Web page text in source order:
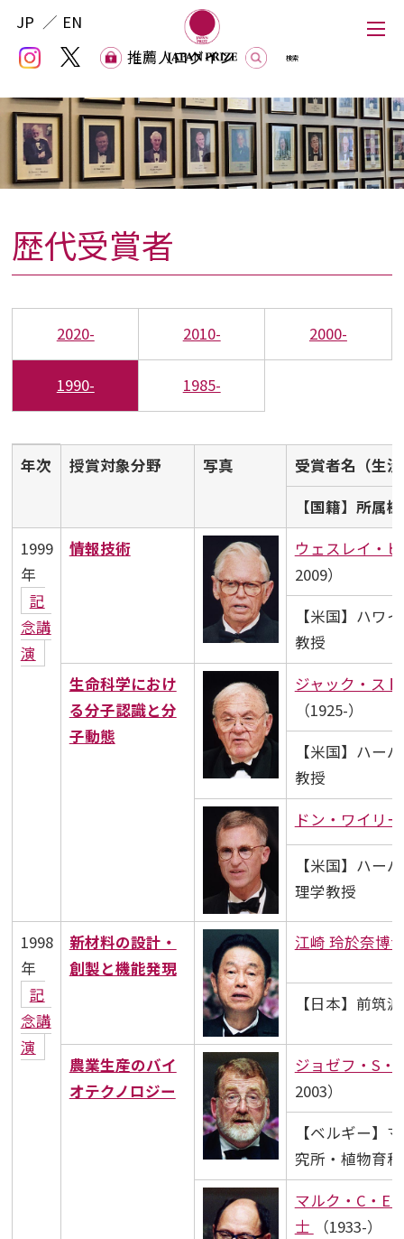
JP
EN
推薦人ログイン
推薦人ログイン
Japan Prize
Laureates
イベント
Press
歴代受賞者
2020- 2010- 2000-
1990- 1985-
年次 授賞対象分野 写真
受賞者名（生
【国籍】所属
1999
年
記
念講
演
情報技術
ウェスレイ・
2009）
【米国】ハワ
教授
生命科学におけ
る分子認識と分
子動態
ジャック・ス
（1925-）
【米国】ハー
教授
ドン・ワイリ
【米国】ハー
理学教授
1998
年
記
念講
演
新材料の設計・
創製と機能発現
江崎 玲於奈博
【日本】前筑
農業生産のバイ
オテクノロジー
ジョゼフ・S
2003）
【ベルギー】
究所・植物育
マルク・C・E
士
（1933-）